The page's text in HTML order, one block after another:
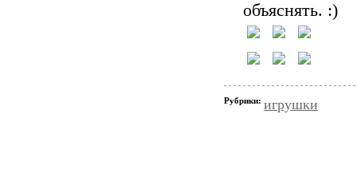
объяснять. :)
Рубрики: игрушки